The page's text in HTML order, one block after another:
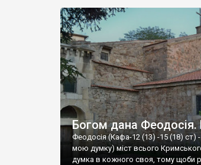
Богом дана Феодосія.
Феодосія (Кафа-12 (13) -15 (18) ст) -
мою думку) міст всього
думка в кожного своя, тому щоби